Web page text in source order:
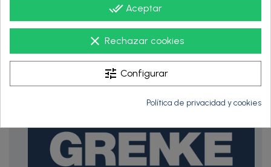
Envío Gratis
Para los pedidos superiores a 150€
done_all Aceptar
clear Rechazar cookies
tune Configurar
Política de privacidad y cookies